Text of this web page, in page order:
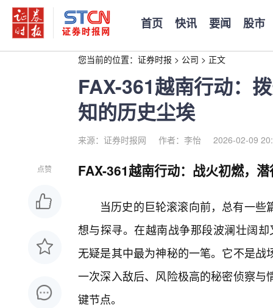
首页 快讯 要闻 股市
您当前的位置： 证券时报 > 公司 > 正文
FAX-361越南行动：
知的历史尘埃
来源：证券时报网 作者：李怡 2026-02-09
点赞 FAX-361越南行动：战火初燃，
当历史的巨轮滚滚向前，总有一
想与探寻。在越南战争那段波澜壮阔
无疑是其中最为神秘的一笔。它不是
一次深入敌后、风险极高的秘密侦察
键节点。